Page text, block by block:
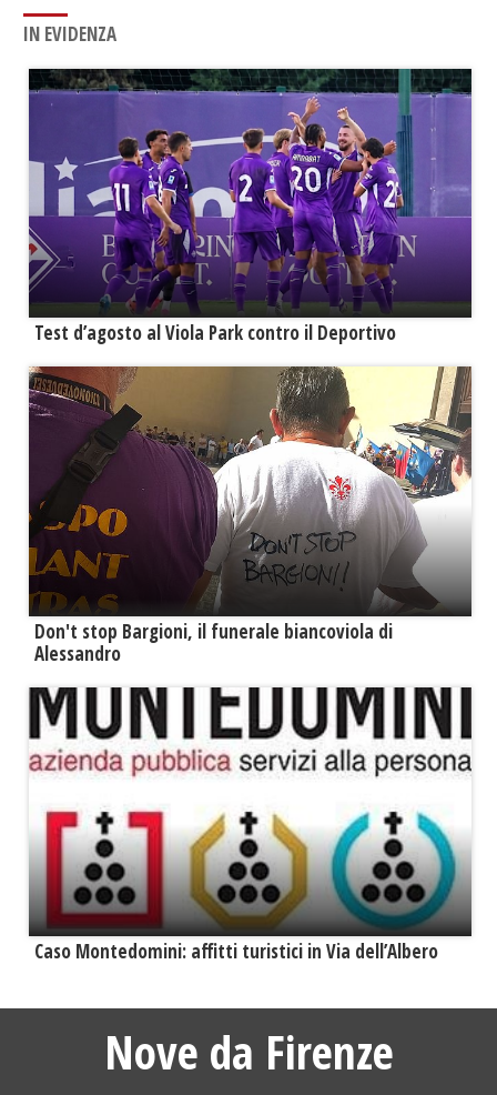
IN EVIDENZA
Test d’agosto al Viola Park contro il Deportivo
Don't stop Bargioni, il funerale biancoviola di
Alessandro
Caso Montedomini: affitti turistici in Via dell’Albero
Nove da Firenze